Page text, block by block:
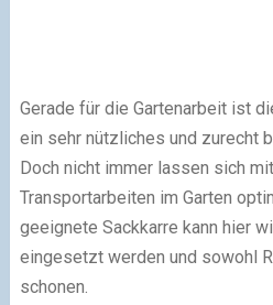
Gerade für die Gartenarbeit ist
ein sehr nützliches und zurecht
Doch nicht immer lassen sich
Transportarbeiten im Garten
geeignete Sackkarre kann hier
eingesetzt werden und sowohl
schonen.